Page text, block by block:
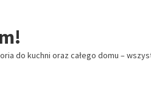
do kuchni oraz całego domu –